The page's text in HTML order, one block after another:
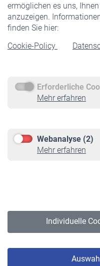
ermöglichen es uns,
anzuzeigen.
finden Sie hier:
Cookie-Policy
Erforderliche
Mehr erfahren
Webanalyse (2)
Mehr erfahren
Individuelle
Rentner
Rentenbeginn
Rente beantragen
Service
Informationen
Online-Rechner
VBLnewsletter
Erklärung zur Barrierefreiheit